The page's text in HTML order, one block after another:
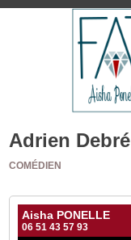
Adrien Debré
COMÉDIEN
Aisha PONELLE
06 51 43 57 93